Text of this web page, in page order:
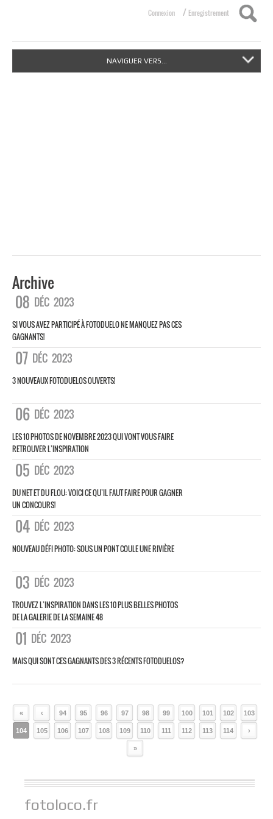
Connexion / Enregistrement
NAVIGUER VERS...
Archive
08 DÉC 2023
SI VOUS AVEZ PARTICIPÉ À FOTODUELO NE MANQUEZ PAS CES
GAGNANTS!
07 DÉC 2023
3 NOUVEAUX FOTODUELOS OUVERTS!
06 DÉC 2023
LES 10 PHOTOS DE NOVEMBRE 2023 QUI VONT VOUS FAIRE
RETROUVER L’INSPIRATION
05 DÉC 2023
DU NET ET DU FLOU: VOICI CE QU’IL FAUT FAIRE POUR GAGNER
UN CONCOURS!
04 DÉC 2023
NOUVEAU DÉFI PHOTO: SOUS UN PONT COULE UNE RIVIÈRE
03 DÉC 2023
TROUVEZ L’INSPIRATION DANS LES 10 PLUS BELLES PHOTOS
DE LA GALERIE DE LA SEMAINE 48
01 DÉC 2023
MAIS QUI SONT CES GAGNANTS DES 3 RÉCENTS FOTODUELOS?
« ‹ 94 95 96 97 98 99 100 101 102 103
104 105 106 107 108 109 110 111 112 113 114 ›
»
fotoloco.fr